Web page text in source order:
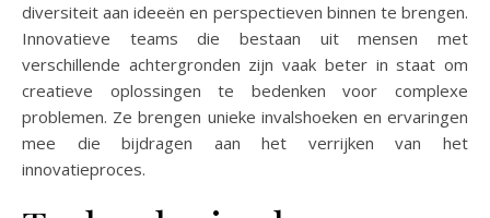
diversiteit aan ideeën en perspectieven binnen te brengen.
Innovatieve teams die bestaan uit mensen met
verschillende achtergronden zijn vaak beter in staat om
creatieve oplossingen te bedenken voor complexe
problemen. Ze brengen unieke invalshoeken en ervaringen
mee die bijdragen aan het verrijken van het
innovatieproces.